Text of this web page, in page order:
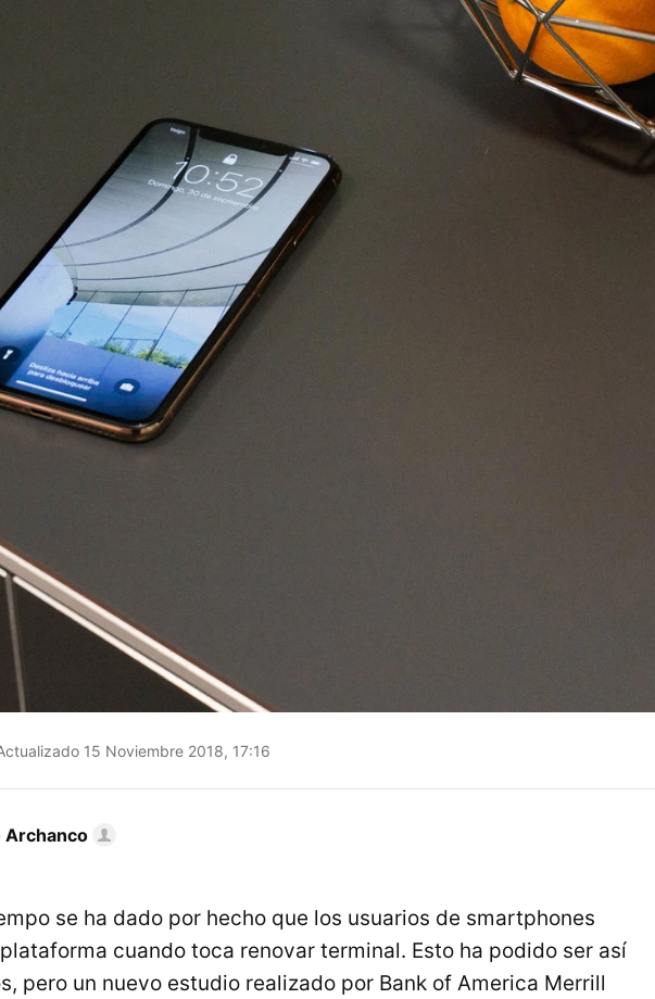
15 Noviembre 2018, 17:16
Archanco
se ha dado por hecho que los usuarios de smartphones
cuando toca renovar terminal. Esto ha podido ser así
pero un nuevo estudio realizado por Bank of America Merrill